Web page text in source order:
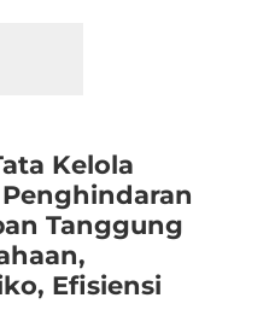
Kelola
Tanggung
Efisiensi